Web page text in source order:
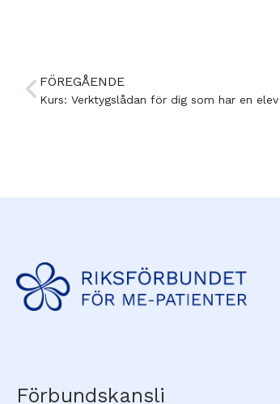
FÖREGÅENDE
Kurs: Verktygslådan för dig som har en
Förbundskansli